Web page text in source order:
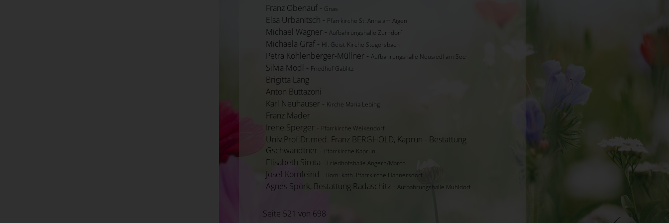
Franz Obenauf - Gnas
Elsa Urbanitsch - Pfarrkirche St. Anna am Aigen
Michael Wagner - Aufbahrungshalle Zurndorf
Michaela Graf - Hl. Geist-Kirche Stegersbach
Petra Kohlenberger-Müllner - Aufbahrungshalle Neusiedl am See
Silvia Modl - Friedhof Gablitz
Brigitta Lang
Anton Buttazoni
Karl Neuhauser - Kirche Maria Lebing
Franz Mader
Irene Sperger - Pfarrkirche Weikendorf
Univ.Prof.Dr.med. Franz BERGHOLD, Kaprun - Bestattung
Gschwandtner - Pfarrkirche Kaprun
Elisabeth Sirota - Friedhofshalle Angern/March
Josef Kornfeind - Röm. kath. Pfarrkirche Hannersdorf
Agnes Spörk, Bestattung Radaschitz - Aufbahrungshalle Mühldorf
Seite 521 von 698